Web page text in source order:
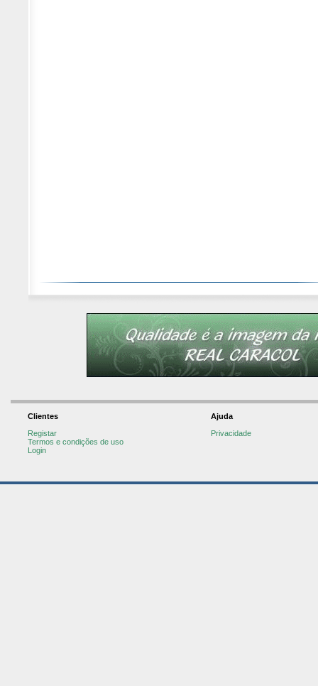
Clientes
Registar
Termos e condições de uso
Login
Ajuda
Privacidade